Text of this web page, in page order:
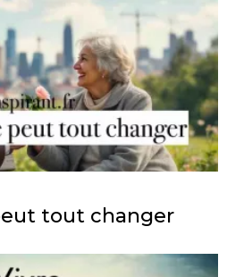
tout changer